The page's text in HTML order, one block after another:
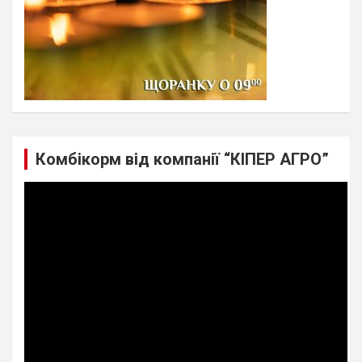
Комбікорм від компанії “КІПЕР АГРО”